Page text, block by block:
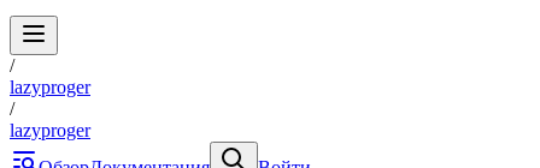
/
lazyproger
/
lazyproger